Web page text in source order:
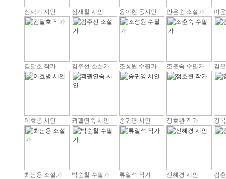
심재기 시인 심재칠 시인 윤이현 동시인 안은순 소설가 이
김달호 작가 김주선 소설가 조성원 수필가 조춘숙 수필가 김
이효녕 시인 쾨펠연숙 시인 송귀영 시인 정호완 작가 강
최남용 소설가 박순철 수필가 류일석 작가 신혜경 시인 김